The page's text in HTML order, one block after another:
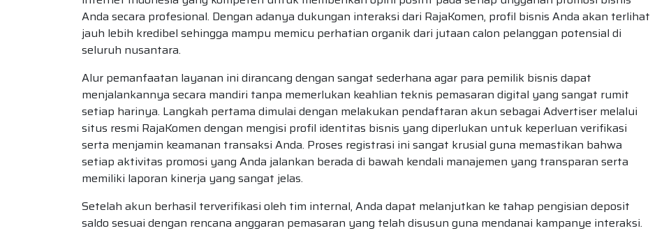
Anda secara profesional. Dengan adanya dukungan interaksi dari RajaKomen, profil bisnis Anda akan terlihat
jauh lebih kredibel sehingga mampu memicu perhatian organik dari jutaan calon pelanggan potensial di
seluruh nusantara.
Alur pemanfaatan layanan ini dirancang dengan sangat sederhana agar para pemilik bisnis dapat
menjalankannya secara mandiri tanpa memerlukan keahlian teknis pemasaran digital yang sangat rumit
setiap harinya. Langkah pertama dimulai dengan melakukan pendaftaran akun sebagai Advertiser melalui
situs resmi RajaKomen dengan mengisi profil identitas bisnis yang diperlukan untuk keperluan verifikasi
serta menjamin keamanan transaksi Anda. Proses registrasi ini sangat krusial guna memastikan bahwa
setiap aktivitas promosi yang Anda jalankan berada di bawah kendali manajemen yang transparan serta
memiliki laporan kinerja yang sangat jelas.
Setelah akun berhasil terverifikasi oleh tim internal, Anda dapat melanjutkan ke tahap pengisian deposit
saldo sesuai dengan rencana anggaran pemasaran yang telah disusun guna mendanai kampanye interaksi.